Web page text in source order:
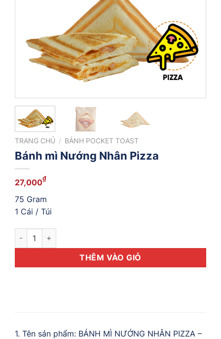
TRANG CHỦ / BÁNH POCKET TOAST
Bánh mì Nướng Nhân Pizza
27,000₫
75 Gram
1 Cái / Túi
Bánh mì Nướng Nhân Pizza số lượng
THÊM VÀO GIỎ
1. Tên sản phẩm: BÁNH MÌ NƯỚNG NHÂN PIZZA –